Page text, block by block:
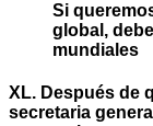
Si
global,
mundiales
XL. Después de
secretaria